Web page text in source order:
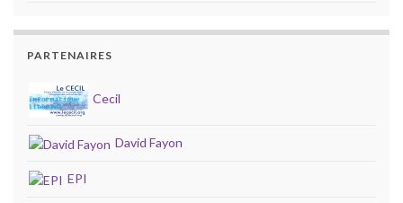
PARTENAIRES
Cecil
David Fayon
EPI